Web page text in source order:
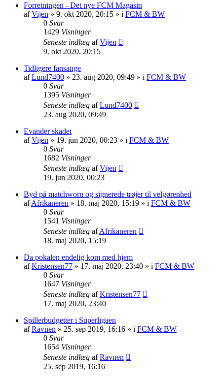
Forretningen - Det nye FCM Magasin
afVijen » 9. okt 2020, 20:15 » i FCM & BW
0 Svar
1429 Visninger
Seneste indlæg afVijen
9. okt 2020, 20:15
Tidligere fansange
afLund7400 » 23. aug 2020, 09:49 » i FCM & BW
0 Svar
1395 Visninger
Seneste indlæg afLund7400
23. aug 2020, 09:49
Evander skadet
afVijen » 19. jun 2020, 00:23 » i FCM & BW
0 Svar
1682 Visninger
Seneste indlæg afVijen
19. jun 2020, 00:23
Byd på matchworn og signerede trøjer til velgørenhed
afAfrikaneren » 18. maj 2020, 15:19 » i FCM & BW
0 Svar
1541 Visninger
Seneste indlæg afAfrikaneren
18. maj 2020, 15:19
Da pokalen endelig kom med hjem
afKristensen77 » 17. maj 2020, 23:40 » i FCM & BW
0 Svar
1647 Visninger
Seneste indlæg afKristensen77
17. maj 2020, 23:40
Spillerbudgetter i Superligaen
afRavnen » 25. sep 2019, 16:16 » i FCM & BW
0 Svar
1654 Visninger
Seneste indlæg afRavnen
25. sep 2019, 16:16